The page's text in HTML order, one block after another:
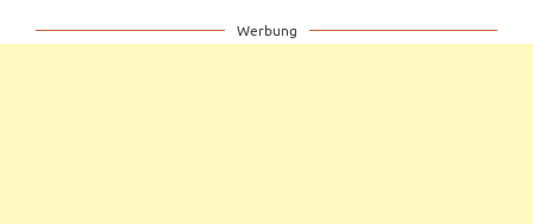
Werbung